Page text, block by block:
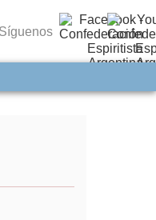
Síguenos